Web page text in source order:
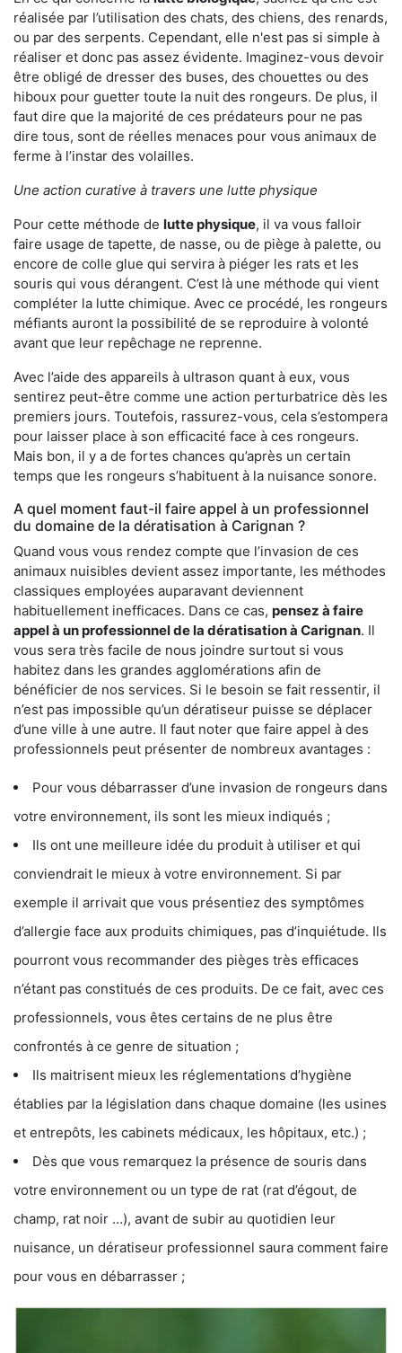
réalisée par l’utilisation des chats, des chiens, des renards,
ou par des serpents. Cependant, elle n'est pas si simple à
réaliser et donc pas assez évidente. Imaginez-vous devoir
être obligé de dresser des buses, des chouettes ou des
hiboux pour guetter toute la nuit des rongeurs. De plus, il
faut dire que la majorité de ces prédateurs pour ne pas
dire tous, sont de réelles menaces pour vous animaux de
ferme à l’instar des volailles.
Une action curative à travers une lutte physique
Pour cette méthode de lutte physique, il va vous falloir
faire usage de tapette, de nasse, ou de piège à palette, ou
encore de colle glue qui servira à piéger les rats et les
souris qui vous dérangent. C’est là une méthode qui vient
compléter la lutte chimique. Avec ce procédé, les rongeurs
méfiants auront la possibilité de se reproduire à volonté
avant que leur repêchage ne reprenne.
Avec l’aide des appareils à ultrason quant à eux, vous
sentirez peut-être comme une action perturbatrice dès les
premiers jours. Toutefois, rassurez-vous, cela s’estompera
pour laisser place à son efficacité face à ces rongeurs.
Mais bon, il y a de fortes chances qu’après un certain
temps que les rongeurs s’habituent à la nuisance sonore.
A quel moment faut-il faire appel à un professionnel
du domaine de la dératisation à Carignan ?
Quand vous vous rendez compte que l’invasion de ces
animaux nuisibles devient assez importante, les méthodes
classiques employées auparavant deviennent
habituellement inefficaces. Dans ce cas, pensez à faire
appel à un professionnel de la dératisation à Carignan. Il
vous sera très facile de nous joindre surtout si vous
habitez dans les grandes agglomérations afin de
bénéficier de nos services. Si le besoin se fait ressentir, il
n’est pas impossible qu’un dératiseur puisse se déplacer
d’une ville à une autre. Il faut noter que faire appel à des
professionnels peut présenter de nombreux avantages :
Pour vous débarrasser d’une invasion de rongeurs dans
votre environnement, ils sont les mieux indiqués ;
Ils ont une meilleure idée du produit à utiliser et qui
conviendrait le mieux à votre environnement. Si par
exemple il arrivait que vous présentiez des symptômes
d’allergie face aux produits chimiques, pas d’inquiétude. Ils
pourront vous recommander des pièges très efficaces
n’étant pas constitués de ces produits. De ce fait, avec ces
professionnels, vous êtes certains de ne plus être
confrontés à ce genre de situation ;
Ils maitrisent mieux les réglementations d’hygiène
établies par la législation dans chaque domaine (les usines
et entrepôts, les cabinets médicaux, les hôpitaux, etc.) ;
Dès que vous remarquez la présence de souris dans
votre environnement ou un type de rat (rat d’égout, de
champ, rat noir …), avant de subir au quotidien leur
nuisance, un dératiseur professionnel saura comment faire
pour vous en débarrasser ;